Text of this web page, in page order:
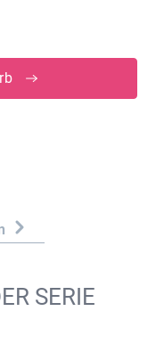
SERIE